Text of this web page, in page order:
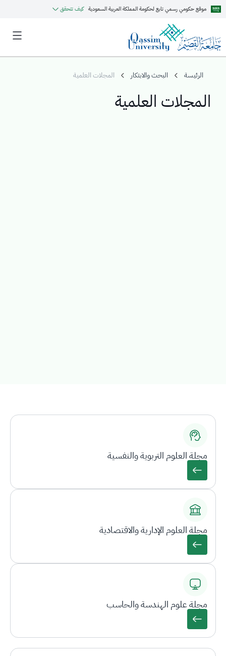
موقع حكومي رسمي تابع لحكومة المملكة العربية السعودية كيف تتحقق
الرئيسة البحث والابتكار المجلات العلمية
المجلات العلمية
مجلة العلوم التربوية والنفسية
مجلة العلوم الإدارية والاقتصادية
مجلة علوم الهندسة والحاسب